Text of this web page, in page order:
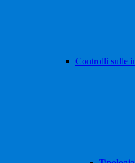
Controlli sulle